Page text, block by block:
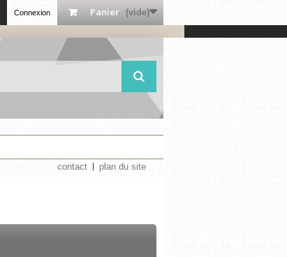
Panier (vide)
Connexion
contact
plan du site